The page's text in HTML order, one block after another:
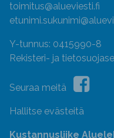
toimitus@alueviesti.fi
Y-tunnus: 0415990-8
Rekisteri- ja
Seuraa meitä
Hallitse evästeitä
Kustannusliike